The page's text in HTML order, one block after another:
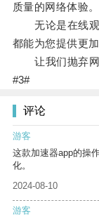
质量的网络体验。
无论是在线观
都能为您提供更
让我们抛弃网
#3#
评论
游客
这款加速器app的操
化。
2024-08-10
游客